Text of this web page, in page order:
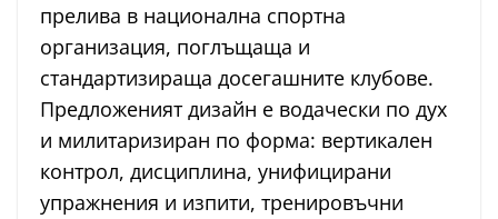
прелива в национална спортна
организация, поглъщаща и
стандартизираща досегашните клубове.
Предложеният дизайн е водачески по дух
и милитаризиран по форма: вертикален
контрол, дисциплина, унифицирани
упражнения и изпити, тренировъчни